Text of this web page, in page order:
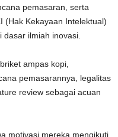
pemasaran, serta
(Hak Kekayaan Intelektual)
dasar ilmiah inovasi.
ampas kopi,
pemasarannya, legalitas
review sebagai acuan
motivasi mereka mengikuti